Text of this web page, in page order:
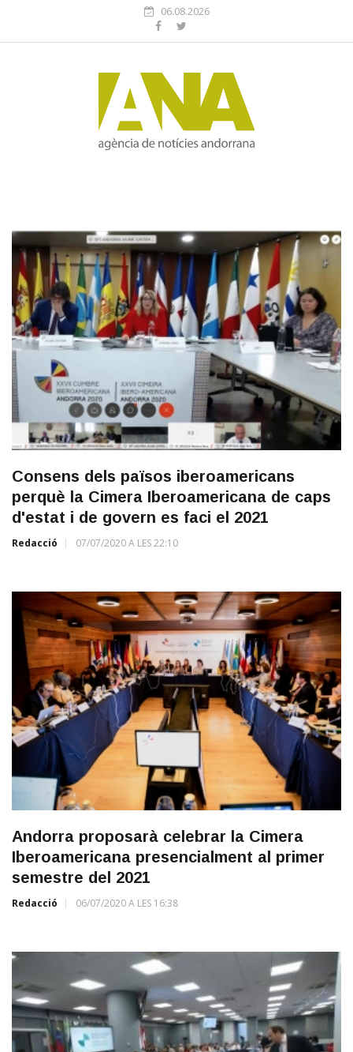
06.08.2026
Consens dels països iberoamericans
perquè la Cimera Iberoamericana de caps
d'estat i de govern es faci el 2021
Redacció 07/07/2020 A LES 22:10
Andorra proposarà celebrar la Cimera
Iberoamericana presencialment al primer
semestre del 2021
Redacció 06/07/2020 A LES 16:38